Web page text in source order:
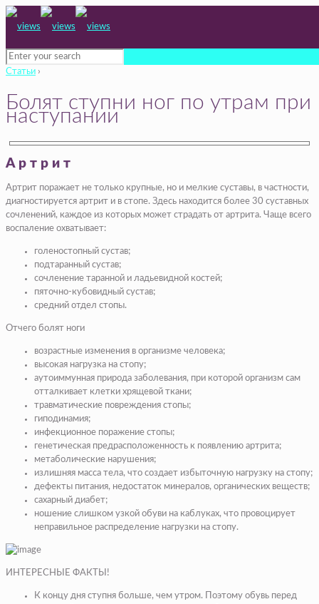
Статьи ›
Болят ступни ног по утрам при
наступании
Артрит
Артрит поражает не только крупные, но и мелкие суставы, в частности,
диагностируется артрит и в стопе. Здесь находится более 30 суставных
сочленений, каждое из которых может страдать от артрита. Чаще всего
воспаление охватывает:
голеностопный сустав;
подтаранный сустав;
сочленение таранной и ладьевидной костей;
пяточно-кубовидный сустав;
средний отдел стопы.
Отчего болят ноги
возрастные изменения в организме человека;
высокая нагрузка на стопу;
аутоиммунная природа заболевания, при которой организм сам
отталкивает клетки хрящевой ткани;
травматические повреждения стопы;
гиподинамия;
инфекционное поражение стопы;
генетическая предрасположенность к появлению артрита;
метаболические нарушения;
излишняя масса тела, что создает избыточную нагрузку на стопу;
дефекты питания, недостаток минералов, органических веществ;
сахарный диабет;
ношение слишком узкой обуви на каблуках, что провоцирует
неправильное распределение нагрузки на стопу.
ИНТЕРЕСНЫЕ ФАКТЫ!
К концу дня ступня больше, чем утром. Поэтому обувь перед